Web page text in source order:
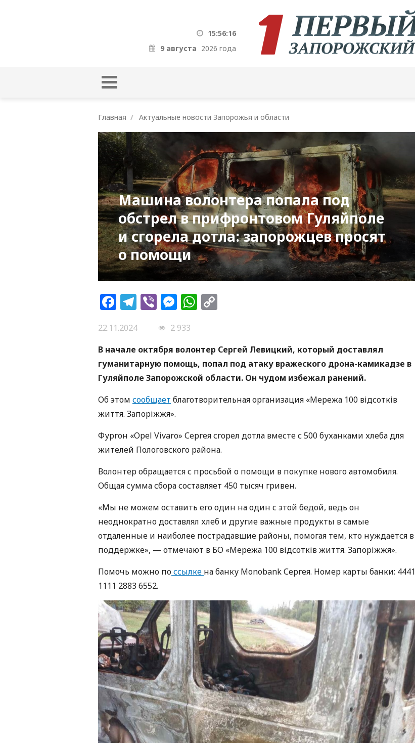
15:56:17
9 августа 2026 года
Главная Актуальные новости Запорожья и области
Машина волонтера попала под
обстрел в прифронтовом Гуляйполе
и сгорела дотла: запорожцев просят
о помощи
Facebook
Telegram
ViberMessenger
WhatsApp
22.11.2024
2 933
В начале октября волонтер Сергей Левицкий, который доставлял
гуманитарную помощь, попал под атаку вражеского дрона-камикадзе в
Гуляйполе Запорожской области. Он чудом избежал ранений.
Об этом сообщает благотворительная организация «Мережа 100 відсотків
життя. Запоріжжя».
Фургон «Opel Vivaro» Сергея сгорел дотла вместе с 500 буханками хлеба для
жителей Пологовского района.
Волонтер обращается с просьбой о помощи в покупке нового автомобиля.
Общая сумма сбора составляет 450 тысяч гривен.
«Мы не можем оставить его один на один с этой бедой, ведь он
неоднократно доставлял хлеб и другие важные продукты в самые
отдаленные и наиболее пострадавшие районы, помогая тем, кто нуждается в
поддержке», — отмечают в БО «Мережа 100 відсотків життя. Запоріжжя».
Помочь можно поссылке на банку Monobank Сергея. Номер карты банки: 4441
1111 2883 6552.